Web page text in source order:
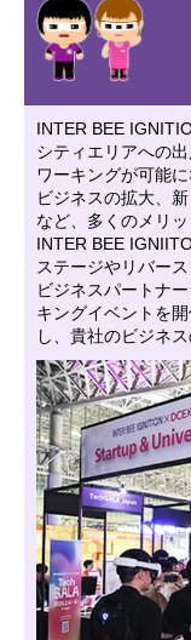
INTER BEE
シティエリアへの
ワーキングが可能
ビジネスの拡大、
など、多くのメリ
INTER BEE
ステージやリバー
ビジネスパートナ
キングイベントを
し、貴社のビジネ